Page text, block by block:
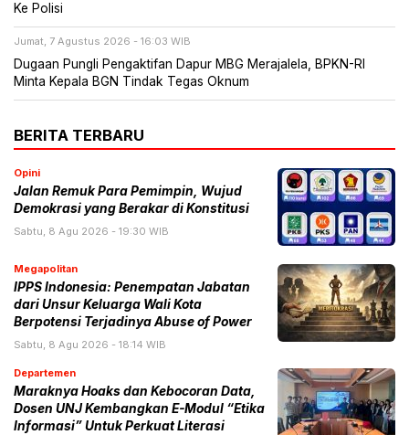
Ke Polisi
Jumat, 7 Agustus 2026 - 16:03 WIB
Dugaan Pungli Pengaktifan Dapur MBG Merajalela, BPKN-RI
Minta Kepala BGN Tindak Tegas Oknum
BERITA TERBARU
Opini
Jalan Remuk Para Pemimpin, Wujud
Demokrasi yang Berakar di Konstitusi
Sabtu, 8 Agu 2026 - 19:30 WIB
Megapolitan
IPPS Indonesia: Penempatan Jabatan
dari Unsur Keluarga Wali Kota
Berpotensi Terjadinya Abuse of Power
Sabtu, 8 Agu 2026 - 18:14 WIB
Departemen
Maraknya Hoaks dan Kebocoran Data,
Dosen UNJ Kembangkan E-Modul “Etika
Informasi” Untuk Perkuat Literasi